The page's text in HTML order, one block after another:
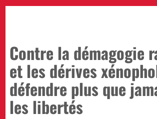
Contre la démagogie
et les dérives
défendre plus que
les libertés